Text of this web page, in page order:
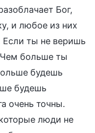
Бог,
и любое из них
ты не веришь
Чем больше ты
будешь
будешь
очень точны.
люди не